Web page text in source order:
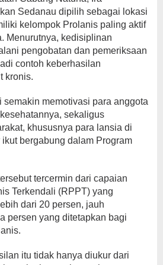
Sedanau dipilih sebagai lokasi
kelompok Prolanis paling aktif
Menurutnya, kedisiplinan
pengobatan dan pemeriksaan
contoh keberhasilan
kronis.
semakin memotivasi para anggota
sekaligus
khususnya para lansia di
bergabung dalam Program
tercermin dari capaian
Terkendali (RPPT) yang
dari 20 persen, jauh
persen yang ditetapkan bagi
itu tidak hanya diukur dari